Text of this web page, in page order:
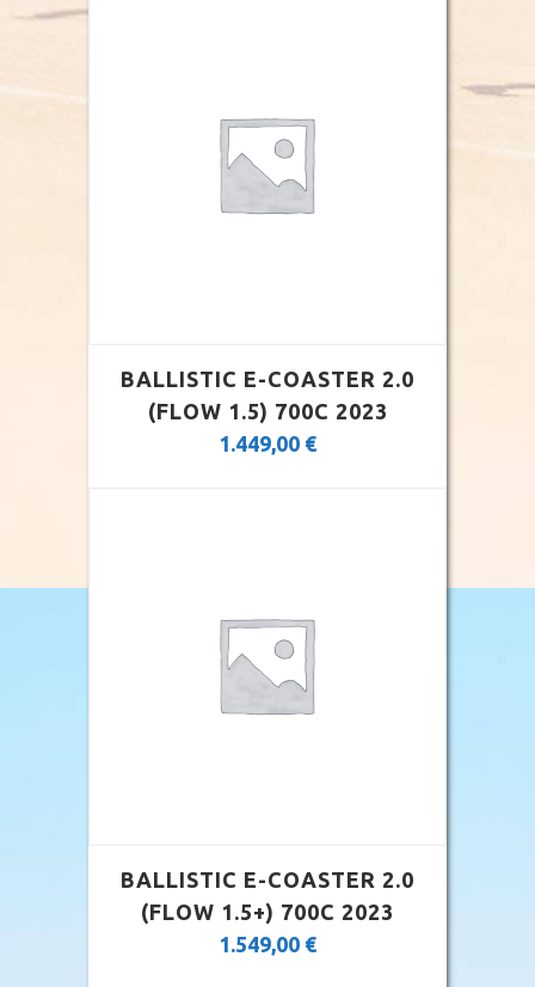
BALLISTIC E-COASTER 2.0
(FLOW 1.5) 700C 2023
1.449,00 €
BALLISTIC E-COASTER 2.0
(FLOW 1.5+) 700C 2023
1.549,00 €